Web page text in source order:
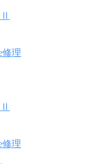
Ⅱ
修理
Ⅱ
修理